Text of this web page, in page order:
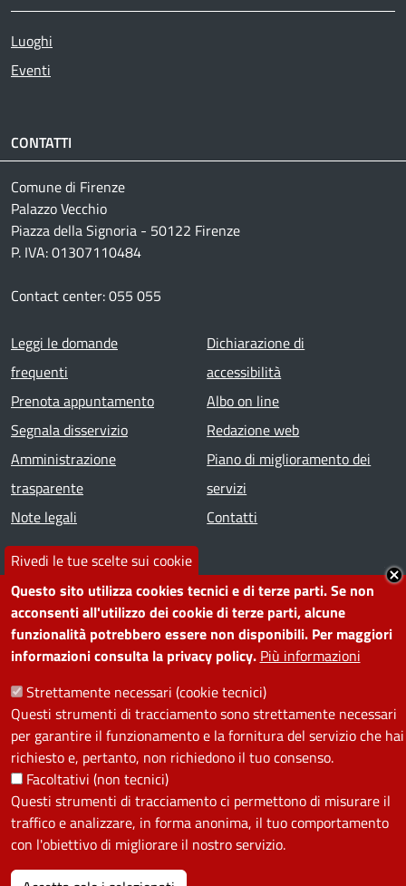
Rivedi le tue scelte sui cookie
Questo sito utilizza cookies tecnici e di terze parti. Se non
acconsenti all'utilizzo dei cookie di terze parti, alcune
funzionalità potrebbero essere non disponibili. Per maggiori
informazioni consulta la privacy policy. Più informazioni
Strettamente necessari (cookie tecnici)
Questi strumenti di tracciamento sono strettamente necessari
per garantire il funzionamento e la fornitura del servizio che hai
richiesto e, pertanto, non richiedono il tuo consenso.
Facoltativi (non tecnici)
Questi strumenti di tracciamento ci permettono di misurare il
traffico e analizzare, in forma anonima, il tuo comportamento
con l'obiettivo di migliorare il nostro servizio.
Luoghi
Eventi
CONTATTI
Comune di Firenze
Palazzo Vecchio
Piazza della Signoria - 50122 Firenze
P. IVA: 01307110484
Contact center: 055 055
Footer menu
Leggi le domande
frequenti
Prenota appuntamento
Segnala disservizio
Amministrazione
trasparente
Note legali
Dichiarazione di
accessibilità
Albo on line
Redazione web
Piano di miglioramento dei
servizi
Contatti
SEGUICI SU
Facebook
Instagram
YouTube
Telegram
WhatsApp
TwitterLinkedin
Useful links section
La Privacy nel Comune
PRIVACY